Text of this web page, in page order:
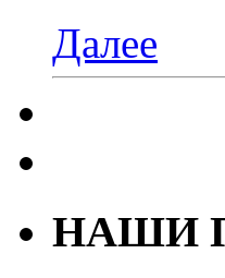
Далее
НАШИ